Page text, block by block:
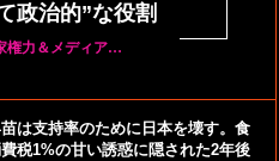
政治的”な役割
権力＆メディア…
は支持率のために日本を壊す。食
税1%の甘い誘惑に隠された2年後